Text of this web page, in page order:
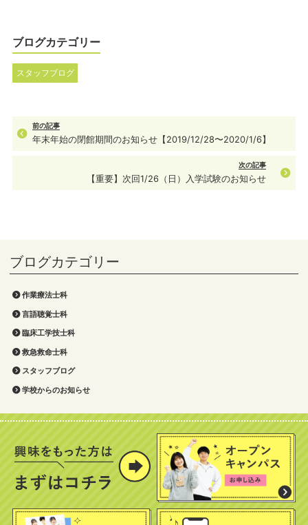
作業療法士科
言語聴覚士科
臨床工学技士科
救急救命士科
スタッフブログ
学校からのお知らせ
ブログカテゴリー
スタッフブログ
前の記事
年末年始の閉館期間のお知らせ【2019/12/28〜2020/1/6】
次の記事
【重要】次回1/26（日）入学試験のお知らせ